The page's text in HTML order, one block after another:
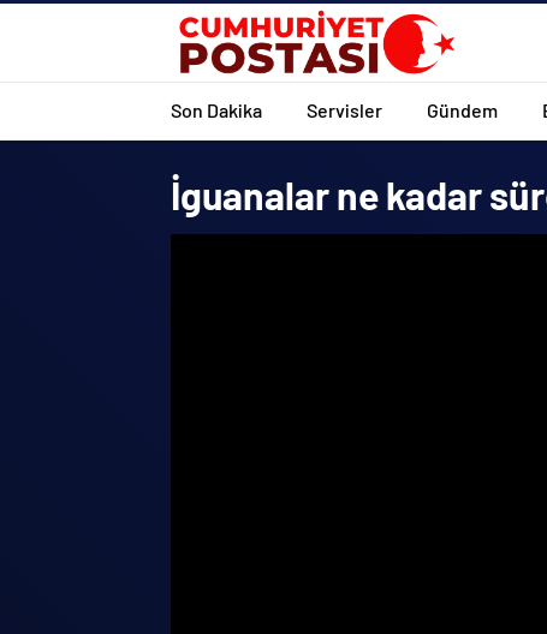
Son Dakika Servisler Gündem
İguanalar ne kadar